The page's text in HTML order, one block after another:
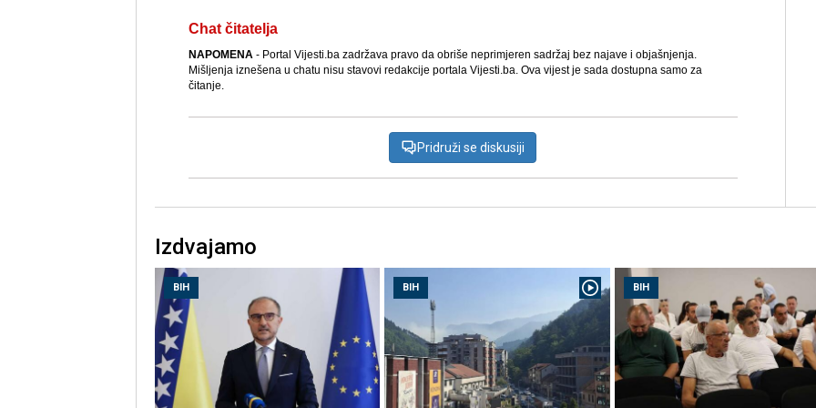
Chat čitatelja
NAPOMENA- Portal Vijesti.ba zadržava pravo da obriše neprimjeren sadržaj bez najave i objašnjenja.
Mišljenja iznešena u chatu nisu stavovi redakcije portala Vijesti.ba. Ova vijest je sada dostupna samo za
čitanje.
Pridruži se diskusiji
Izdvajamo
BIH BIH BIH